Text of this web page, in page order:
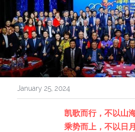
Contact
Facebook
Login / Register
January 25, 2024
凯歌而行，不以山
乘势而上，不以日月